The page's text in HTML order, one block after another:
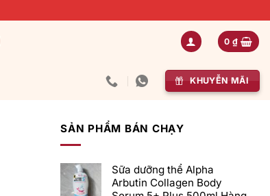
0 ₫
KHUYỄN MÃI
SẢN PHẨM BÁN CHẠY
Sữa dưỡng thể Alpha
Arbutin Collagen Body